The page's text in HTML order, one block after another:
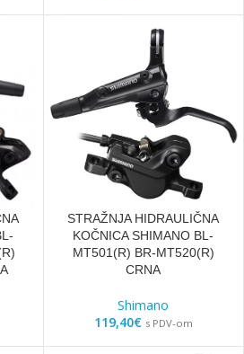
STRAŽNJA HIDRAULIČNA
KOČNICA SHIMANO BL-
MT501(R) BR-MT520(R)
CRNA
Shimano
119,40€ s PDV-om